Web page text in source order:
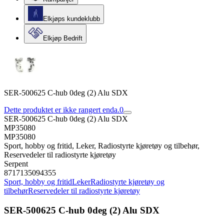
Elkjøps kundeklubb
Elkjøp Bedrift
SER-500625 C-hub 0deg (2) Alu SDX
Dette produktet er ikke rangert enda.0
SER-500625 C-hub 0deg (2) Alu SDX
MP35080
MP35080
Sport, hobby og fritid, Leker, Radiostyrte kjøretøy og tilbehør,
Reservedeler til radiostyrte kjøretøy
Serpent
8717135094355
Sport, hobby og fritidLekerRadiostyrte kjøretøy og
tilbehørReservedeler til radiostyrte kjøretøy
SER-500625 C-hub 0deg (2) Alu SDX